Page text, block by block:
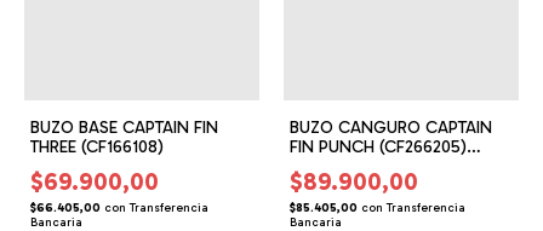
BUZO BASE CAPTAIN FIN
THREE (CF166108)
$69.900,00
$66.405,00 con Transferencia
Bancaria
BUZO CANGURO CAPTAIN
FIN PUNCH (CF266205)
(CF166205)
$89.900,00
$85.405,00 con Transferencia
Bancaria